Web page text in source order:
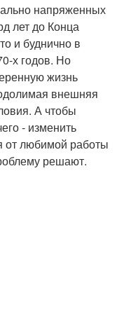
напряженных
лет до Конца
и буднично в
х годов. Но
жизнь
внешняя
А чтобы
- изменить
от любимой работы
решают.